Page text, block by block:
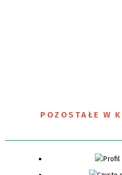
POZOSTAŁE W